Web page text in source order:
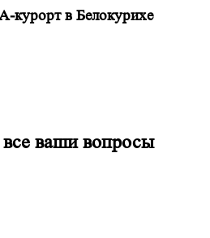
курорт в Белокурихе
ваши вопросы